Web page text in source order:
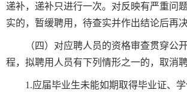
递补，递补只进行一次。对反映有严重问
实的，暂缓聘用，待查实并作出结论后再
（四）对应聘人员的资格审查贯穿公
程，拟聘用人员有下列情形之一的，取消聘
1.应届毕业生未能如期取得毕业证、